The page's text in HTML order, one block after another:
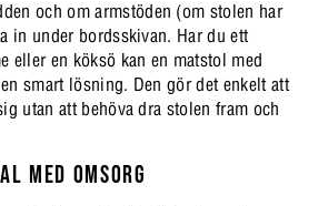
och om armstöden (om stolen har
in under bordsskivan. Har du ett
eller en köksö kan en matstol med
smart lösning. Den gör det enkelt att
utan att behöva dra stolen fram och
MED OMSORG